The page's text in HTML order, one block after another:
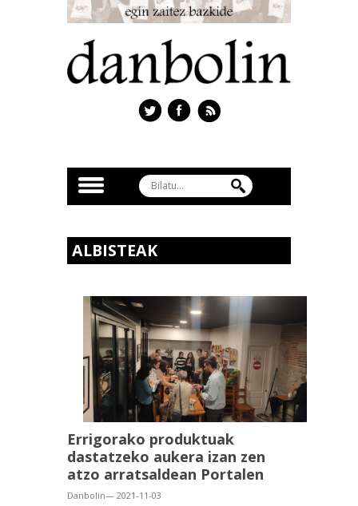
ALBISTEAK
Errigorako produktuak
dastatzeko aukera izan zen
atzo arratsaldean Portalen
Danbolin— 2021-11-03